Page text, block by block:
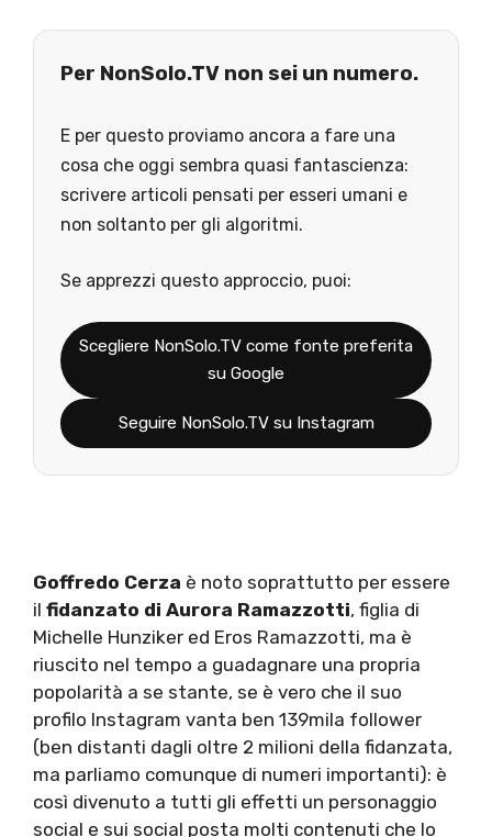
Per NonSolo.TV non sei un numero.
E per questo proviamo ancora a fare una
cosa che oggi sembra quasi fantascienza:
scrivere articoli pensati per esseri umani e
non soltanto per gli algoritmi.
Se apprezzi questo approccio, puoi:
Scegliere NonSolo.TV come fonte preferita
su Google
Seguire NonSolo.TV su Instagram
Goffredo Cerza è noto soprattutto per essere
il fidanzato di Aurora Ramazzotti, figlia di
Michelle Hunziker ed Eros Ramazzotti, ma è
riuscito nel tempo a guadagnare una propria
popolarità a se stante, se è vero che il suo
profilo Instagram vanta ben 139mila follower
(ben distanti dagli oltre 2 milioni della fidanzata,
ma parliamo comunque di numeri importanti): è
così divenuto a tutti gli effetti un personaggio
social e sui social posta molti contenuti che lo